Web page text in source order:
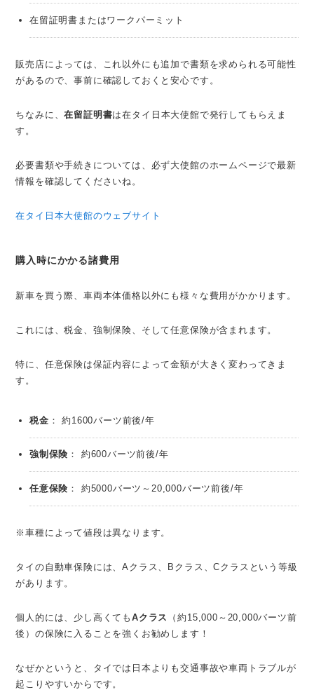
在留証明書またはワークパーミット
販売店によっては、これ以外にも追加で書類を求められる可能性
があるので、事前に確認しておくと安心です。
ちなみに、在留証明書は在タイ日本大使館で発行してもらえま
す。
必要書類や手続きについては、必ず大使館のホームページで最新
情報を確認してくださいね。
在タイ日本大使館のウェブサイト
購入時にかかる諸費用
新車を買う際、車両本体価格以外にも様々な費用がかかります。
これには、税金、強制保険、そして任意保険が含まれます。
特に、任意保険は保証内容によって金額が大きく変わってきま
す。
税金 ： 約1600バーツ前後/年
強制保険 ： 約600バーツ前後/年
任意保険 ： 約5000バーツ～20,000バーツ前後/年
※車種によって値段は異なります。
タイの自動車保険には、Aクラス、Bクラス、Cクラスという等級
があります。
個人的には、少し高くてもAクラス
（約15,000～20,000バーツ前
後）の保険に入ることを強くお勧めします！
なぜかというと、タイでは日本よりも交通事故や車両トラブルが
起こりやすいからです。